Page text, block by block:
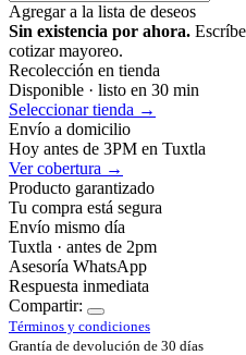
Agregar a la lista de deseos
Sin existencia por ahora.
cotizar mayoreo.
Recolección en tienda
Disponible · listo en 30 min
Seleccionar tienda →
Envío a domicilio
Hoy antes de 3PM en Tuxtla
Ver cobertura →
Producto garantizado
Tu compra está segura
Envío mismo día
Tuxtla · antes de 2pm
Asesoría WhatsApp
Respuesta inmediata
Compartir:
Términos y condiciones
Grantía de devolución de 30 días